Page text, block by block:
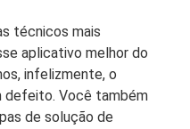
técnicos mais
aplicativo melhor do
infelizmente, o
defeito. Você também
de solução de